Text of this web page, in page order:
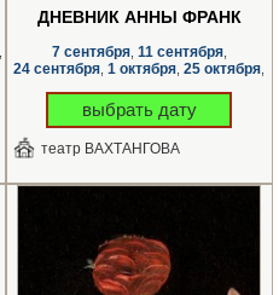
ДНЕВНИК АННЫ ФРАНК
7 сентября, 11 сентября,
24 сентября 1 октября 25 октября
выбрать дату
театр ВАХТАНГОВА